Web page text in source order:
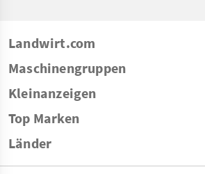
Landwirt.com
Maschinengruppen
Kleinanzeigen
Top Marken
Länder